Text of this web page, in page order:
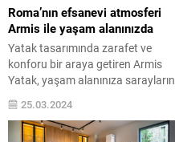
Kasım tarihleri arasında
düzenlenen 9. Mobilya Festivali
kapsamında tüm mobilya, halı...
Roma’nın efsanevi atmosferi
Armis ile yaşam alanınızda
Yatak tasarımında zarafet ve
konforu bir araya getiren Armis
Yatak, yaşam alanınıza sarayların
ihtişamlı atmosferini taşıyor.
Kadife lüks kumaşı ve zengin
dokusuyla beğeniye sunulan
25.03.2024